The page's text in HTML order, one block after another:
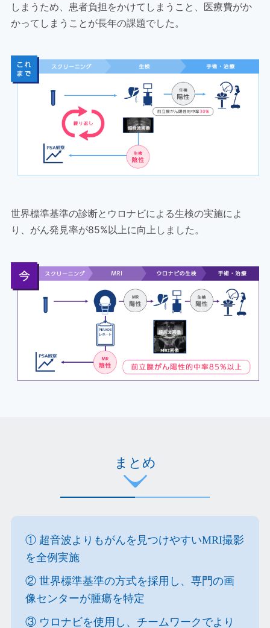
しまうため、患者負担をかけてしまうこと、医療費がか
かってしまうことが長年の課題でした。
世界標準基準の診断とウロナビによる生検の実施によ
り、がん発見率が85%以上に向上しました。
まとめ
① 超音波よりもがんを見つけやすいMRI撮影
を全例実施
② 世界標準基準の方式を採用し、専門の画
像センターが腫瘍を特定
③ ウロナビを使用し、チームワークでより